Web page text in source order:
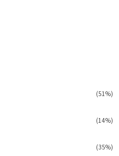
(51%)
(14%)
(35%)